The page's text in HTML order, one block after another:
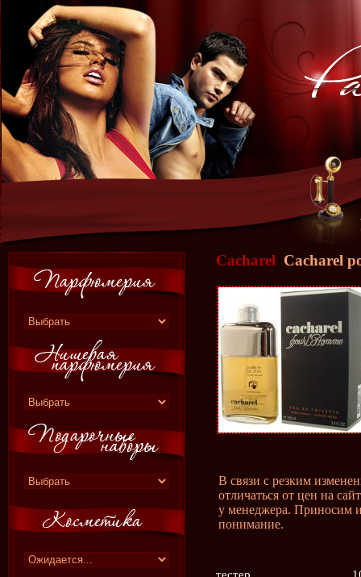
Cacharel Cacharel
В связи с резким
отличаться от цен на
у менеджера. Приносим
понимание.